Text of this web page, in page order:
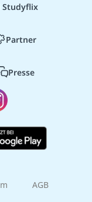
Studyflix
Partner
Presse
AGB